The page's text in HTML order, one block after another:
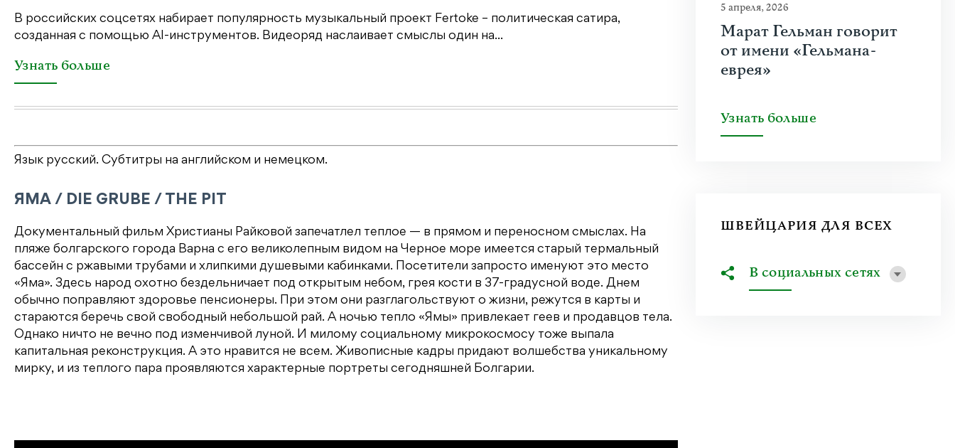
В российских соцсетях набирает популярность музыкальный проект Fertoke – политическая сатира,
созданная с помощью AI-инструментов. Видеоряд наслаивает смыслы один на...
Узнать больше
искусства Art Basel. Она объединила на
Узнать больше
Язык русский. Субтитры на английском и немецком.
ЯМА / DIE GRUBE / THE PIT
Документальный фильм Христианы Райковой запечатлел теплое — в прямом и переносном смыслах. На
пляже болгарского города Варна с его великолепным видом на Черное море имеется старый термальный
бассейн с ржавыми трубами и хлипкими душевыми кабинками. Посетители запросто именуют это место
«Яма». Здесь народ охотно бездельничает под открытым небом, грея кости в 37-градусной воде. Днем
обычно поправляют здоровье пенсионеры. При этом они разглагольствуют о жизни, режутся в карты и
стараются беречь свой свободный небольшой рай. А ночью тепло «Ямы» привлекает геев и продавцов тела.
Однако ничто не вечно под изменчивой луной. И милому социальному микрокосмосу тоже выпала
капитальная реконструкция. А это нравится не всем. Живописные кадры придают волшебства уникальному
мирку, и из теплого пара проявляются характерные портреты сегодняшней Болгарии.
5 апреля, 2026
Марат Гельман говорит
от имени «Гельмана-
еврея»
Узнать больше
ШВЕЙЦАРИЯ ДЛЯ ВСЕХ
В социальных сетях